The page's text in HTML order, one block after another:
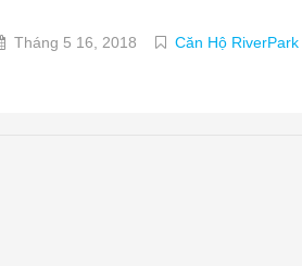
Tháng 5 16, 2018 Căn Hộ